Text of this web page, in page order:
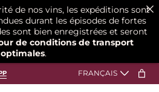
de nos vins, les expéditions sont
durant les épisodes de fortes
sont bien enregistrées et seront
de conditions de transport
optimales.